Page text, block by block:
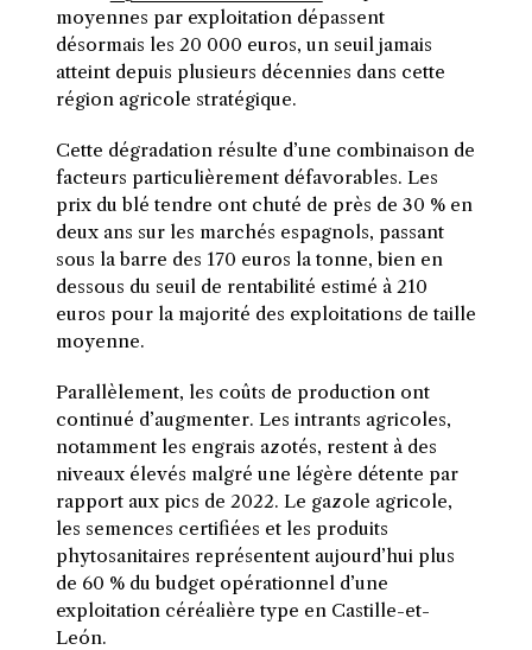
moyennes par exploitation dépassent
désormais les 20 000 euros, un seuil jamais
atteint depuis plusieurs décennies dans cette
région agricole stratégique.
Cette dégradation résulte d’une combinaison de
facteurs particulièrement défavorables. Les
prix du blé tendre ont chuté de près de 30 % en
deux ans sur les marchés espagnols, passant
sous la barre des 170 euros la tonne, bien en
dessous du seuil de rentabilité estimé à 210
euros pour la majorité des exploitations de taille
moyenne.
Parallèlement, les coûts de production ont
continué d’augmenter. Les intrants agricoles,
notamment les engrais azotés, restent à des
niveaux élevés malgré une légère détente par
rapport aux pics de 2022. Le gazole agricole,
les semences certifiées et les produits
phytosanitaires représentent aujourd’hui plus
de 60 % du budget opérationnel d’une
exploitation céréalière type en Castille-et-
León.